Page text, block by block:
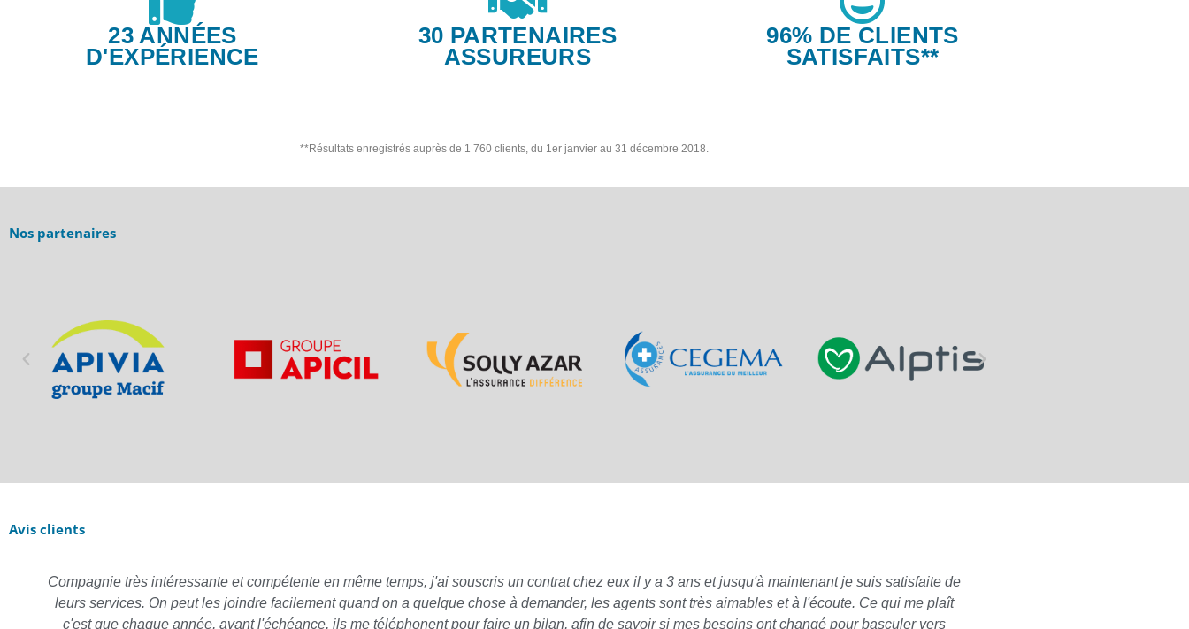
23 ANNÉES
D'EXPÉRIENCE
30 PARTENAIRES
ASSUREURS
96% DE CLIENTS
SATISFAITS**
**Résultats enregistrés auprès de 1 760 clients, du 1er janvier au 31 décembre 2018.
Nos partenaires
Avis clients
Compagnie très intéressante et compétente en même temps, j'ai souscris un contrat chez eux il y a 3 ans et jusqu'à maintenant je suis satisfaite de
leurs services. On peut les joindre facilement quand on a quelque chose à demander, les agents sont très aimables et à l'écoute. Ce qui me plaît
c'est que chaque année, avant l'échéance, ils me téléphonent pour faire un bilan, afin de savoir si mes besoins ont changé pour basculer vers